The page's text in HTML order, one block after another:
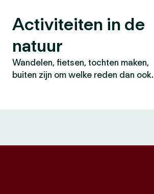
Activiteiten in de
natuur
Wandelen, fietsen, tochten maken,
buiten zijn om welke reden dan ook.